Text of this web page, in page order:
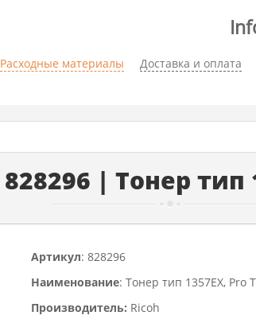
Расходные материалы Доставка и оплата
828296 | Тонер тип
Артикул: 828296
Наименование: Тонер тип 1357EX, Pro
Производитель: Ricoh